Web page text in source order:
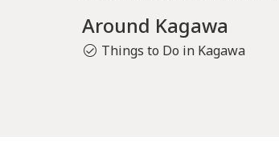
Around Kagawa
Things to Do in Kagawa